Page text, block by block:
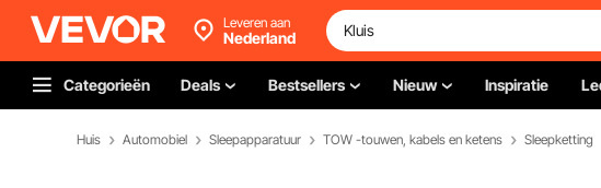
Leveren aan
Nederland
Categorieën Deals Bestsellers Nieuw Inspiratie
Huis Automobiel Sleepapparatuur TOW -touwen, kabels en ketens Sleepketting